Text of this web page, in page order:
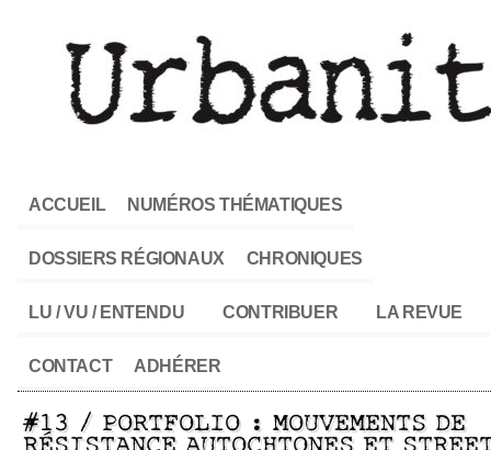
ACCUEIL NUMÉROS THÉMATIQUES
DOSSIERS RÉGIONAUX CHRONIQUES
LU / VU / ENTENDU CONTRIBUER LA REVUE
CONTACT ADHÉRER
#13 / PORTFOLIO : MOUVEMENTS DE